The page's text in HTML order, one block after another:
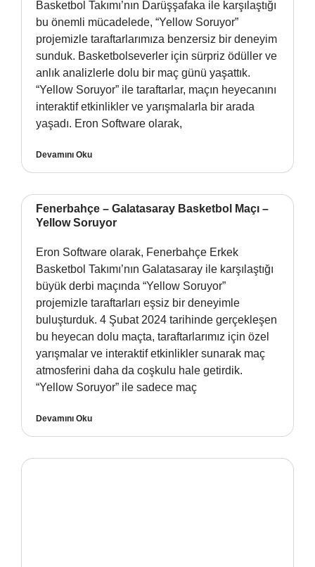
Basketbol Takımı’nın Darüşşafaka ile karşılaştığı
bu önemli mücadelede, “Yellow Soruyor”
projemizle taraftarlarımıza benzersiz bir deneyim
sunduk. Basketbolseverler için sürpriz ödüller ve
anlık analizlerle dolu bir maç günü yaşattık.
“Yellow Soruyor” ile taraftarlar, maçın heyecanını
interaktif etkinlikler ve yarışmalarla bir arada
yaşadı. Eron Software olarak,
Devamını Oku
Fenerbahçe – Galatasaray Basketbol Maçı –
Yellow Soruyor
Eron Software olarak, Fenerbahçe Erkek
Basketbol Takımı’nın Galatasaray ile karşılaştığı
büyük derbi maçında “Yellow Soruyor”
projemizle taraftarları eşsiz bir deneyimle
buluşturduk. 4 Şubat 2024 tarihinde gerçekleşen
bu heyecan dolu maçta, taraftarlarımız için özel
yarışmalar ve interaktif etkinlikler sunarak maç
atmosferini daha da coşkulu hale getirdik.
“Yellow Soruyor” ile sadece maç
Devamını Oku